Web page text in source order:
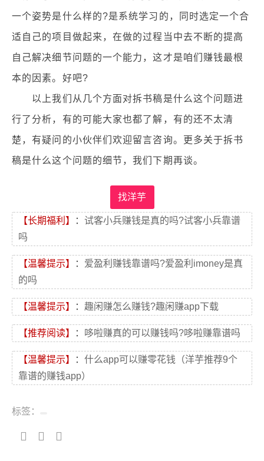
一个姿势是什么样的?是系统学习的，同时选定一个合
适自己的项目做起来，在做的过程当中去不断的提高
自己解决细节问题的一个能力，这才是咱们赚钱最根
本的因素。好吧?
以上我们从几个方面对拆书稿是什么这个问题进
行了分析，有的可能大家也都了解，有的还不太清
楚，有疑问的小伙伴们欢迎留言咨询。更多关于拆书
稿是什么这个问题的细节，我们下期再谈。
找洋芋
【长期福利】 ： 试客小兵赚钱是真的吗?试客小兵靠谱
吗
【温馨提示】 ： 爱盈利赚钱靠谱吗?爱盈利imoney是真
的吗
【温馨提示】 ： 趣闲赚怎么赚钱?趣闲赚app下载
【推荐阅读】 ： 哆啦赚真的可以赚钱吗?哆啦赚靠谱吗
【温馨提示】 ： 什么app可以赚零花钱（洋芋推荐9个
靠谱的赚钱app）
标签：